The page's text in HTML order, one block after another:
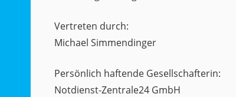
Vertreten durch:
Michael Simmendinger
Persönlich haftende Gesellschafterin:
Notdienst-Zentrale24 GmbH